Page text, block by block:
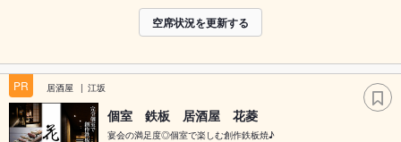
空席状況を更新する
PR 居酒屋 江坂
個室 鉄板 居酒屋 花菱
宴会の満足度◎個室で楽しむ創作鉄板焼♪